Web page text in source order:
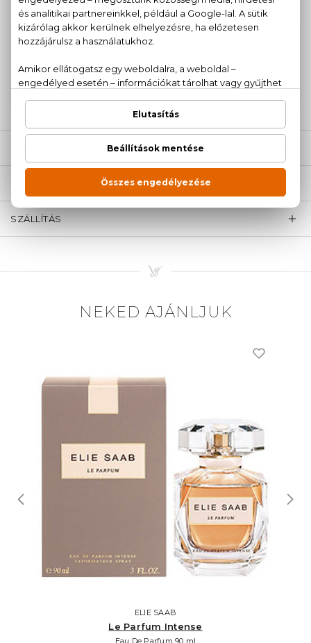
100% eredeti termékek,14 napos visszaküldési
Kérdésed van, elakadtál? Hívd ügyfélszolgálatunkat:
20 779 1924
SZÁLLÍTÁS
NEKED AJÁNLJUK
ELIE SAAB
Le Parfum Intense
Eau De Parfum 90 ml